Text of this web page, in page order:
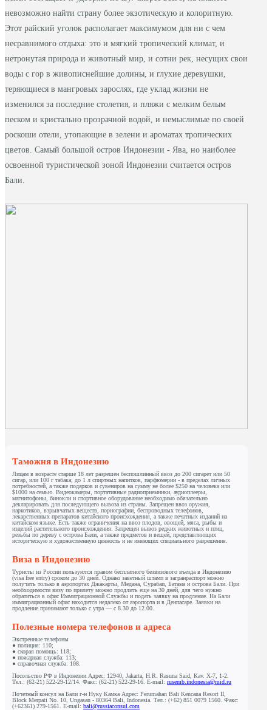
невозможно найти страну более экзотическую и колоритную.
Этот райский уголок располагает максимумом для ни с чем
несравнимого отдыха: это и мягкий тропический климат, и
нетронутая природа и животный мир, и сотни рек, несущих свои
воды с гор в живописнейшие долины, и глухие деревушки,
теряющиеся в мангровых зарослях, где уклад жизни не
изменился за последние столетия, и пляжи с мелким белым
песком и кристально прозрачной водой, и немыслимые по своей
роскоши отели, утопающие в зелени и ароматах тропических
цветов. Самый большой остров Индонезии - Ява, но наиболее
освоенной туристической зоной Индонезии считается остров
Бали.
Таможня в Индонезию
Лицам в возрасте старше 18 лет разрешен беспошлинный ввоз до 200 сигарет или 50
сигар, или 100 г табака; до 1 л спиртных напитков, парфюмерии - в пределах личных
потребностей, а также подарков и сувениров на сумму не более $250 на человека или
$1000 на семью. Видеокамеры, портативные радиоприемники, аудиоплееры,
магнитофоны, бинокли и спортивное оборудование необходимо обязательно
декларировать для последующего вывоза из страны. Запрещен ввоз оружия,
наркотиков, взрывчатых веществ, порнографии, беспроводных телефонов,
лекарственных препаратов китайского происхождения, а также печатных изданий на
китайском языке. Есть также ограничения на ввоз плодов, овощей, мяса, рыбы и
изделий растительного происхождения. Запрещен вывоз редких животных и птиц,
резьбы по дереву с острова Бали, а также предметов и вещей, представляющих
историческую и художественную ценность и не имеющих специального разрешения.
Виза в Индонезию
Туристы из России пользуются правом бесплатного безвизового въезда в Индонезию
(visa free entry) сроком до 30 дней. Однако заветный штамп в загранраспорт можно
получить только в аэропортах Джакарты, Медана, Сурабаи, Батама и острова Бали. При
необходимости визу по прилету можно продлить еще на 30 дней, для чего нужно
обратиться в офис Иммиграционной Службы и подать заявку на продление. На Бали
иммиграционный офис находится недалеко от аэропорта и в Денпасаре. Заявки на
продление принимают только с утра — с 8.30 до 12.00.
Полезные номера телефонов и адреса
Экстренные телефоны
● полиция: 110;
● скорая помощь: 118;
● пожарная служба: 113;
● справочная служба: 108.
Посольство РФ в Индонезии Адрес: 12940, Jakarta, H.R. Rasuna Said, Каv. Х-7, 1-2.
Тел.: (62-21) 522-29-12/14. Факс: (62-21) 522-29-16. Е-mail: rusemb.indonesia@mid.ru
Почетный консул на Бали г-н Нуку Камка Адрес: Perumahan Bali Kencana Resort II,
Block Merpati No. 10, Ungasan - 80364 Bali, Indonesia. Тел.: (+62) 851 0079 1560. Факс:
(+62361) 279-1561. Е-mail: bali@russiaconsul.com